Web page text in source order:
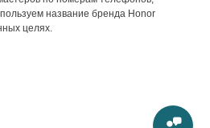
название бренда Honor
целях.